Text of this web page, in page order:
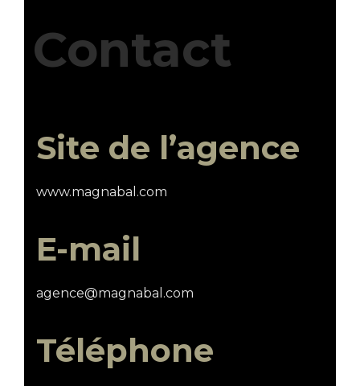
Contact
Site de l’agence
www.magnabal.com
E-mail
agence@magnabal.com
Téléphone